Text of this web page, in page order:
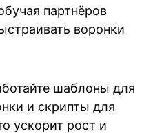
партнёров
воронки
шаблоны для
и скрипты для
ускорит рост и